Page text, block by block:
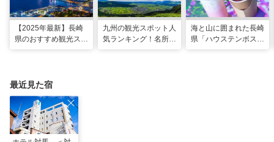
【2025年最新】長崎
県のおすすめ観光スポ
九州の観光スポット人
気ランキング！名所も
海と山に囲まれた長崎
県「ハウステンボス」
最近見た宿